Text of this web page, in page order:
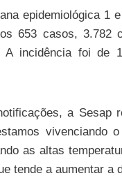
epidemiológica 1
653 casos, 3.782
A incidência foi de
a Sesap
vivenciando
as altas
tende a aumentar a